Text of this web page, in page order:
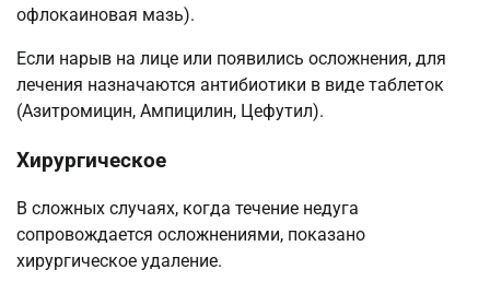
офлокаиновая мазь).
Если нарыв на лице или появились осложнения, для
лечения назначаются антибиотики в виде таблеток
(Азитромицин, Ампицилин, Цефутил).
Хирургическое
В сложных случаях, когда течение недуга
сопровождается осложнениями, показано
хирургическое удаление.